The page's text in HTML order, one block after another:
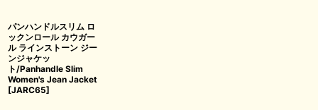
パンハンドルスリム ロ
ックンロール カウガー
ル ラインストーン ジー
ンジャケッ
ト/Panhandle Slim
Women's Jean Jacket
[JARC65]